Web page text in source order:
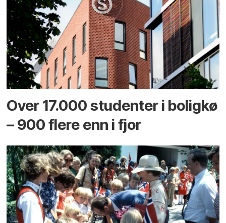
Over 17.000 studenter i boligkø
– 900 flere enn i fjor